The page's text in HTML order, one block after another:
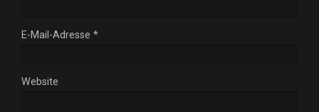
E-Mail-Adresse *
Website